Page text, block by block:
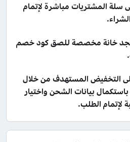
سلة المشتريات مباشرة لإتمام
خانة مخصصة للصق كود خصم
التخفيض المستهدف من خلال
بيانات الشحن واختيار
لإتمام الطلب.